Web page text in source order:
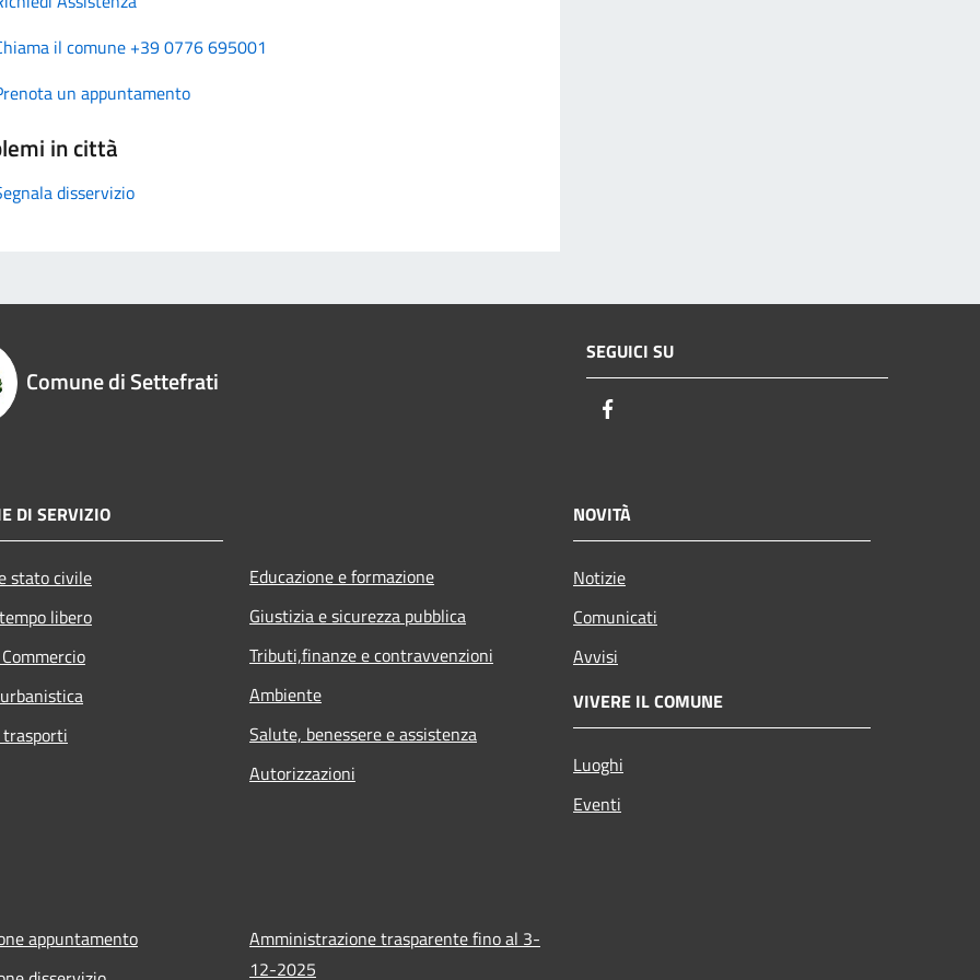
il comune +39 0776 695001
un appuntamento
in città
disservizio
Comune di Settefrati
SEGUICI SU
DI SERVIZIO
stato civile
libero
Educazione e formazione
Giustizia e sicurezza pubblica
Tributi,finanze e contravvenzioni
Ambiente
Salute, benessere e assistenza
Autorizzazioni
NOVITÀ
Notizie
Comunicati
Avvisi
VIVERE IL COMUNE
Luoghi
Eventi
appuntamento
Amministrazione trasparente fino al 3-
12-2025